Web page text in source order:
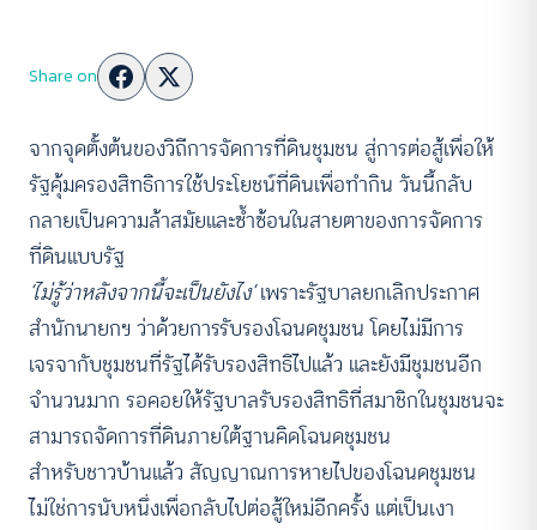
Share on
จากจุดตั้งต้นของวิถีการจัดการที่ดินชุมชน สู่การต่อสู้เพื่อให้
รัฐคุ้มครองสิทธิการใช้ประโยชน์ที่ดินเพื่อทำกิน วันนี้กลับ
กลายเป็นความล้าสมัยและซ้ำซ้อนในสายตาของการจัดการ
ที่ดินแบบรัฐ
‘ไม่รู้ว่าหลังจากนี้จะเป็นยังไง’เพราะรัฐบาลยกเลิกประกาศ
สำนักนายกฯ ว่าด้วยการรับรองโฉนดชุมชน โดยไม่มีการ
เจรจากับชุมชนที่รัฐได้รับรองสิทธิไปแล้ว และยังมีชุมชนอีก
จำนวนมาก รอคอยให้รัฐบาลรับรองสิทธิที่สมาชิกในชุมชนจะ
สามารถจัดการที่ดินภายใต้ฐานคิดโฉนดชุมชน
สำหรับชาวบ้านแล้ว สัญญาณการหายไปของโฉนดชุมชน
ไม่ใช่การนับหนึ่งเพื่อกลับไปต่อสู้ใหม่อีกครั้ง แต่เป็นเงา